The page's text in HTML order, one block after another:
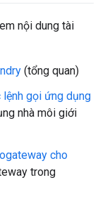
nội dung tài
(tổng quan)
gọi ứng dụng
nhà môi giới
cho
trong